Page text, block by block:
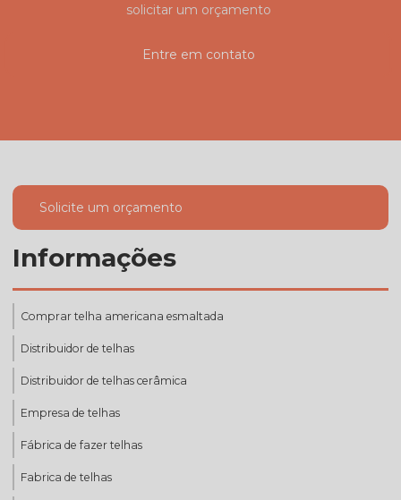
solicitar um orçamento
Entre em contato
Solicite um orçamento
Informações
Comprar telha americana esmaltada
Distribuidor de telhas
Distribuidor de telhas cerâmica
Empresa de telhas
Fábrica de fazer telhas
Fabrica de telhas